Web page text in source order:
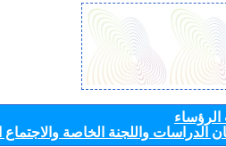
الدراسات واللجنة الخاصة